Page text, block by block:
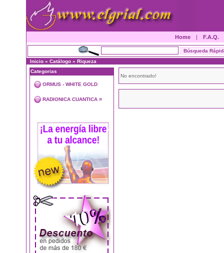
Home | F.A.Q.
Inicio » Catálogo » Riqueza
Categorias
ORMUS - WHITE GOLD
RADIONICA CUANTICA »
No encontrado!